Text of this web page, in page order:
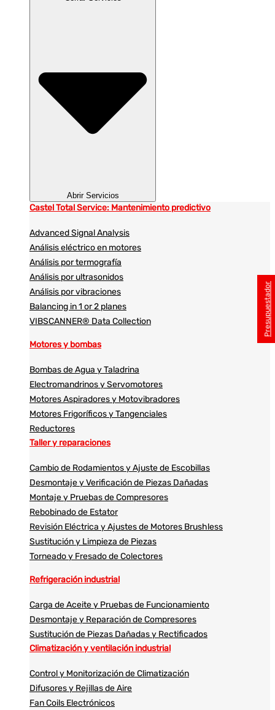
Abrir Servicios
Castel Total Service: Mantenimiento predictivo
Advanced Signal Analysis
Análisis eléctrico en motores
Análisis por termografía
Análisis por ultrasonidos​​
Análisis por vibraciones
Balancing in 1 or 2 planes
VIBSCANNER® Data Collection
Motores y bombas
Bombas de Agua y Taladrina
Electromandrinos y Servomotores
Motores Aspiradores y Motovibradores
Motores Frigoríficos y Tangenciales
Reductores
Taller y reparaciones
Cambio de Rodamientos y Ajuste de Escobillas
Desmontaje y Verificación de Piezas Dañadas
Montaje y Pruebas de Compresores
Rebobinado de Estator
Revisión Eléctrica y Ajustes de Motores Brushless
Sustitución y Limpieza de Piezas
Torneado y Fresado de Colectores
Refrigeración industrial
Carga de Aceite y Pruebas de Funcionamiento
Desmontaje y Reparación de Compresores
Sustitución de Piezas Dañadas y Rectificados
Climatización y ventilación industrial
Control y Monitorización de Climatización
Difusores y Rejillas de Aire
Fan Coils Electrónicos
Presupuestador